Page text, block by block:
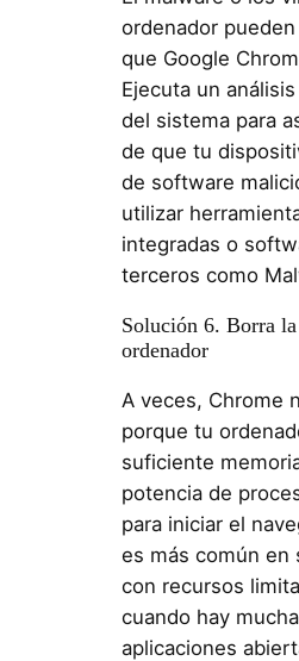
ordenador
que Google
Ejecuta un
del sistema para
de que tu
de software
utilizar
integradas o
terceros como
Solución 6. Borra
ordenador
A veces, Chrome
porque tu
suficiente
potencia de
para iniciar el
es más común en
con recursos
cuando hay
aplicaciones